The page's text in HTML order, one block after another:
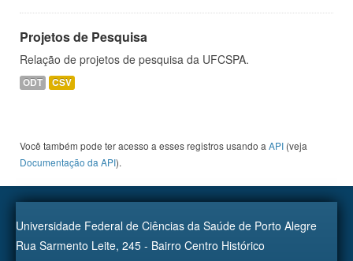
Projetos de Pesquisa
Relação de projetos de pesquisa da UFCSPA.
ODT CSV
Você também pode ter acesso a esses registros usando a API (veja
Documentação da API).
Universidade Federal de Ciências da Saúde de Porto Alegre
Rua Sarmento Leite, 245 - Bairro Centro Histórico